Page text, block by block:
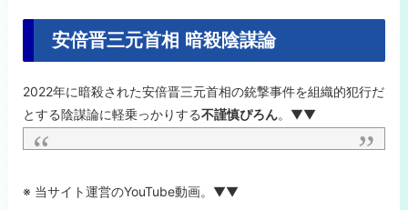
安倍晋三元首相 暗殺陰謀論
2022年に暗殺された安倍晋三元首相の銃撃事件を組織的犯行だ
とする陰謀論に軽乗っかりする不謹慎ぴろん。▼▼
※ 当サイト運営のYouTube動画。▼▼